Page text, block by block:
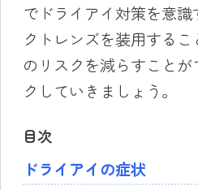
でドライアイ対策を意
クトレンズを装用する
のリスクを減らすこと
クしていきましょう。
目次
ドライアイの症状